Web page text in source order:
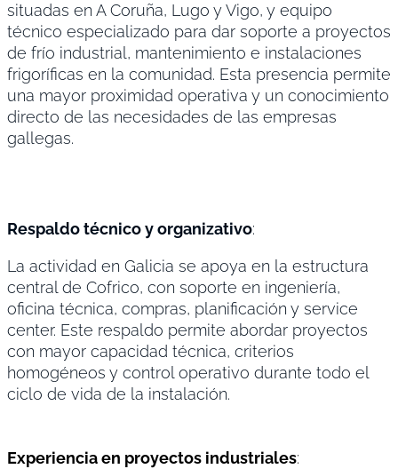
situadas en A Coruña, Lugo y Vigo, y equipo
técnico especializado para dar soporte a proyectos
de frío industrial, mantenimiento e instalaciones
frigoríficas en la comunidad. Esta presencia permite
una mayor proximidad operativa y un conocimiento
directo de las necesidades de las empresas
gallegas.
Respaldo técnico y organizativo:
La actividad en Galicia se apoya en la estructura
central de Cofrico, con soporte en ingeniería,
oficina técnica, compras, planificación y service
center. Este respaldo permite abordar proyectos
con mayor capacidad técnica, criterios
homogéneos y control operativo durante todo el
ciclo de vida de la instalación.
Experiencia en proyectos industriales: